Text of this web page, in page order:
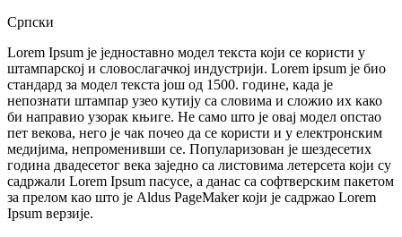
Српски
Lorem Ipsum је једноставно модел текста који се користи у
штампарској и словослагачкој индустрији. Lorem ipsum је био
стандард за модел текста још од 1500. године, када је
непознати штампар узео кутију са словима и сложио их како
би направио узорак књиге. Не само што је овај модел опстао
пет векова, него је чак почео да се користи и у електронским
медијима, непроменивши се. Популаризован је шездесетих
година двадесетог века заједно са листовима летерсета који су
садржали Lorem Ipsum пасусе, а данас са софтверским пакетом
за прелом као што је Aldus PageMaker који је садржао Lorem
Ipsum верзије.